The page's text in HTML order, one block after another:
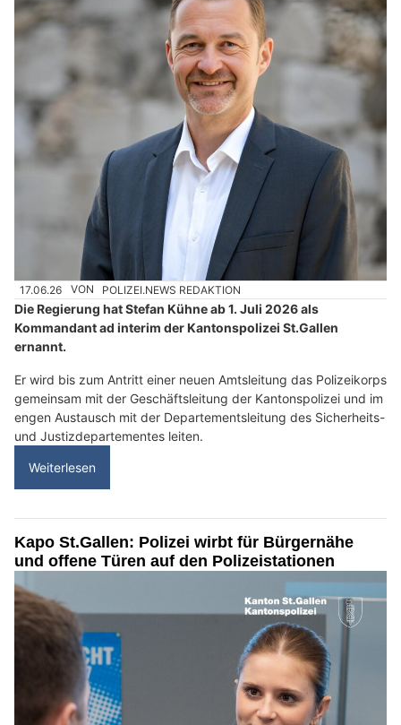
17.06.26 VON POLIZEI.NEWS REDAKTION
Die Regierung hat Stefan Kühne ab 1. Juli 2026 als
Kommandant ad interim der Kantonspolizei St.Gallen
ernannt.
Er wird bis zum Antritt einer neuen Amtsleitung das Polizeikorps
gemeinsam mit der Geschäftsleitung der Kantonspolizei und im
engen Austausch mit der Departementsleitung des Sicherheits-
und Justizdepartementes leiten.
Weiterlesen
Kapo St.Gallen: Polizei wirbt für Bürgernähe
und offene Türen auf den Polizeistationen